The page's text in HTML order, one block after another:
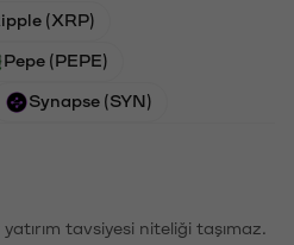
(XRP)
Pepe (PEPE)
Synapse (SYN)
tavsiyesi niteliği taşımaz.